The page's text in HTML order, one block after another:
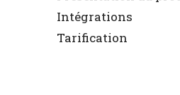
Intégrations
Tarification